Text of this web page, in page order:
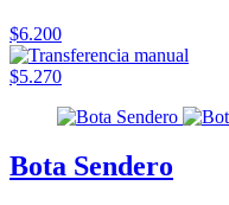
$6.200
$5.270
Bota Sendero